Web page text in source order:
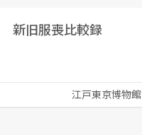
新旧服喪比較録
江戸東京博物館